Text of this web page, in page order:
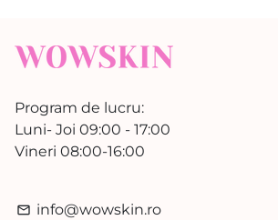
Program de lucru:
Luni- Joi 09:00 - 17:00
Vineri 08:00-16:00
email info@wowskin.ro